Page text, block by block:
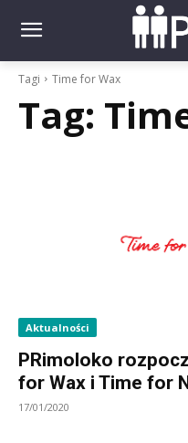
Tagi Time for Wax
Tag:
Aktualności
PRimoloko
for Wax i Time for
17/01/2020